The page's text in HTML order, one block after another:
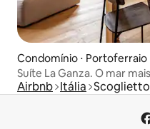
Condomínio ⋅ Portoferraio
Suíte La Ganza. O mar
Airbnb Itália